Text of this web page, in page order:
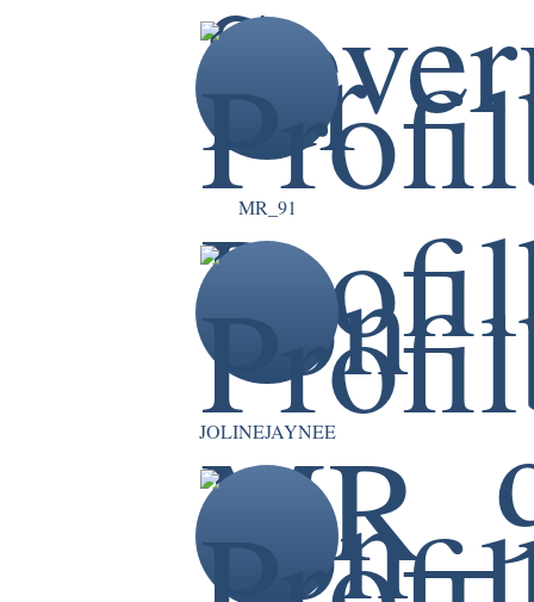
MR_91
JOLINEJAYNEE